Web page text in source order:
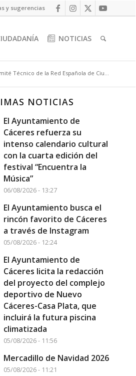
y sugerencias
NOTICIAS
Técnico de la Red Española de Ciu...
NOTICIAS
El Ayuntamiento de
Cáceres refuerza su
intenso calendario cultural
con la cuarta edición del
festival “Encuentra la
Música”
06/08/2026 - 13:27
El Ayuntamiento busca el
rincón favorito de Cáceres
a través de Instagram
05/08/2026 - 12:24
El Ayuntamiento de
Cáceres licita la redacción
del proyecto del complejo
deportivo de Nuevo
Cáceres-Casa Plata, que
incluirá la futura piscina
climatizada
05/08/2026 - 11:56
Mercadillo de Navidad 2026
05/08/2026 - 11:21